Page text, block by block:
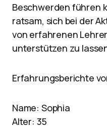
Beschwerden führen
ratsam, sich bei der
von erfahrenen
unterstützen zu
Erfahrungsberichte
Name: Sophia
Alter: 35